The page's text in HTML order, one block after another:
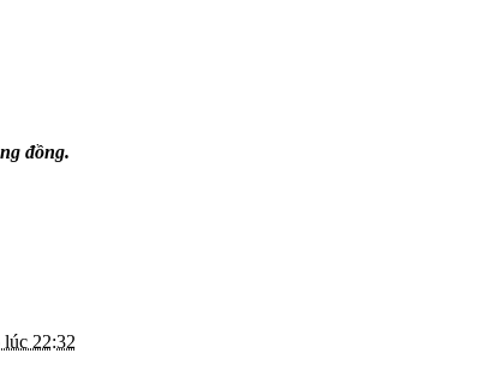
đồng.
lúc 22:32